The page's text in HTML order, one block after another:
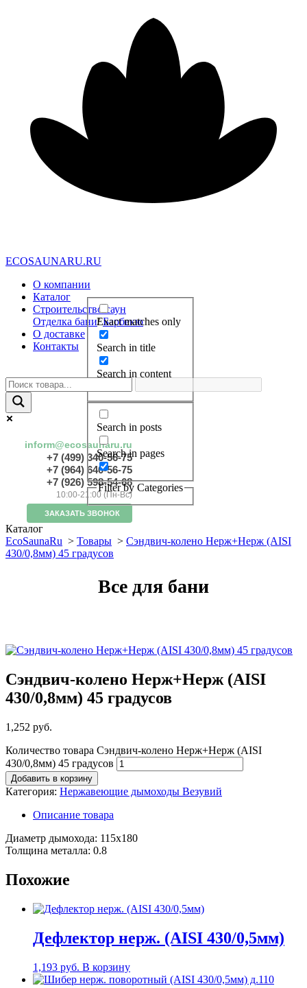
ECOSAUNARU.RU
О компании
Каталог
Строительство саун
Отделка бани/Барбекю
О доставке
Контакты
Exact matches only
Search in title
Search in content
Search in posts
Search in pages
Filter by Categories
inform@ecosaunaru.ru
+7 (499) 340-56-75
+7 (964) 640-56-75
+7 (926) 598-54-68
10:00-21:00 (Пн-Вс)
ЗАКАЗАТЬ ЗВОНОК
Каталог
EcoSaunaRu > Товары > Сэндвич-колено Нерж+Нерж (AISI
430/0,8мм) 45 градусов
Все для бани
Сэндвич-колено Нерж+Нерж (AISI
430/0,8мм) 45 градусов
1,252 руб.
Количество товара Сэндвич-колено Нерж+Нерж (AISI
430/0,8мм) 45 градусов
Добавить в корзину
Категория: Нержавеющие дымоходы Везувий
Описание товара
Диаметр дымохода: 115х180
Толщина металла: 0.8
Похожие
Дефлектор нерж. (AISI 430/0,5мм)
1,193 руб. В корзину